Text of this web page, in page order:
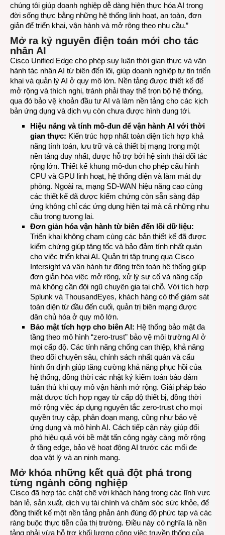
chúng tôi giúp doanh nghiệp dễ dàng hiện thực hóa AI trong
đời sống thực bằng những hệ thống linh hoạt, an toàn, đơn
giản để triển khai, vận hành và mở rộng theo nhu cầu.”
Mở ra kỷ nguyên điện toán mới cho tác
nhân AI
Cisco Unified Edge cho phép suy luận thời gian thực và vận
hành tác nhân AI từ biên đến lõi, giúp doanh nghiệp tự tin triển
khai và quản lý AI ở quy mô lớn. Nền tảng được thiết kế để
mở rộng và thích nghi, tránh phải thay thế trọn bộ hệ thống,
qua đó bảo vệ khoản đầu tư AI và làm nền tảng cho các kịch
bản ứng dụng và dịch vụ còn chưa được hình dung tới.
Hiệu năng và tính mô-đun để vận hành AI với thời
gian thực: Kiến trúc hợp nhất toàn diện tích hợp khả
năng tính toán, lưu trữ và cả thiết bị mạng trong một
nền tảng duy nhất, được hỗ trợ bởi hệ sinh thái đối tác
rộng lớn. Thiết kế khung mô-đun cho phép cấu hình
CPU và GPU linh hoạt, hệ thống điện và làm mát dự
phòng. Ngoài ra, mạng SD-WAN hiệu năng cao cùng
các thiết kế đã được kiểm chứng còn sẵn sàng đáp
ứng không chỉ các ứng dụng hiện tại mà cả những nhu
cầu trong tương lai.
Đơn giản hóa vận hành từ biên đến lõi dữ liệu:
Triển khai không chạm cùng các bản thiết kế đã được
kiểm chứng giúp tăng tốc và bảo đảm tính nhất quán
cho việc triển khai AI. Quản trị tập trung qua Cisco
Intersight và vận hành tự động trên toàn hệ thống giúp
đơn giản hóa việc mở rộng, xử lý sự cố và nâng cấp
mà không cần đội ngũ chuyên gia tại chỗ. Với tích hợp
Splunk và ThousandEyes, khách hàng có thể giám sát
toàn diện từ đầu đến cuối, quản trị biên mạng được
dân chủ hóa ở quy mô lớn.
Bảo mật tích hợp cho biên AI: Hệ thống bảo mật đa
tầng theo mô hình “zero-trust” bảo vệ môi trường AI ở
mọi cấp độ. Các tính năng chống can thiệp, khả năng
theo dõi chuyên sâu, chính sách nhất quán và cấu
hình ổn định giúp tăng cường khả năng phục hồi của
hệ thống, đồng thời các nhật ký kiểm toán bảo đảm
tuân thủ khi quy mô vận hành mở rộng. Giải pháp bảo
mật được tích hợp ngay từ cấp độ thiết bị, đồng thời
mở rộng việc áp dụng nguyên tắc zero-trust cho mọi
quyền truy cập, phân đoạn mạng, cũng như bảo vệ
ứng dụng và mô hình AI. Cách tiếp cận này giúp đối
phó hiệu quả với bề mặt tấn công ngày càng mở rộng
ở tầng edge, bảo vệ hoạt động AI trước các mối đe
dọa vật lý và an ninh mạng.
Mở khóa những kết quả đột phá trong
từng ngành công nghiệp
Cisco đã hợp tác chặt chẽ với khách hàng trong các lĩnh vực
bán lẻ, sản xuất, dịch vụ tài chính và chăm sóc sức khỏe, để
đồng thiết kế một nền tảng phản ánh đúng độ phức tạp và các
ràng buộc thực tiễn của thị trường. Điều này có nghĩa là nền
tảng phải vừa hỗ trợ khối lượng công việc truyền thống của